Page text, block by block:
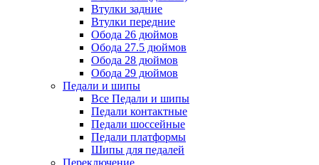
Втулки задние
Втулки передние
Обода 26 дюймов
Обода 27.5 дюймов
Обода 28 дюймов
Обода 29 дюймов
Педали и шипы
Все Педали и шипы
Педали контактные
Педали шоссейные
Педали платформы
Шипы для педалей
Переключение